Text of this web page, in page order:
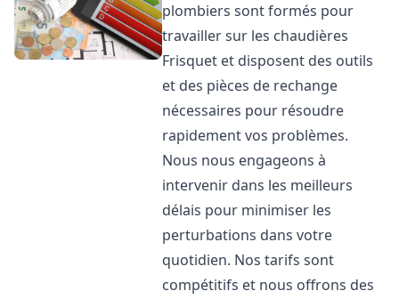
plombiers sont formés pour
travailler sur les chaudières
Frisquet et disposent des outils
et des pièces de rechange
nécessaires pour résoudre
rapidement vos problèmes.
Nous nous engageons à
intervenir dans les meilleurs
délais pour minimiser les
perturbations dans votre
quotidien. Nos tarifs sont
compétitifs et nous offrons des